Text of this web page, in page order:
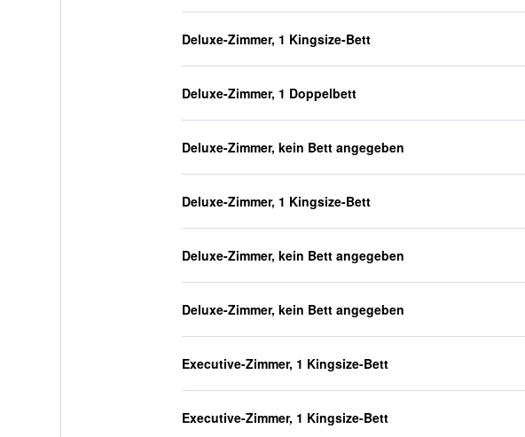
Deluxe-Zimmer, 1 Kingsize-Bett
Deluxe-Zimmer, 1 Doppelbett
Deluxe-Zimmer, kein Bett angegeben
Deluxe-Zimmer, 1 Kingsize-Bett
Deluxe-Zimmer, kein Bett angegeben
Deluxe-Zimmer, kein Bett angegeben
Executive-Zimmer, 1 Kingsize-Bett
Executive-Zimmer, 1 Kingsize-Bett